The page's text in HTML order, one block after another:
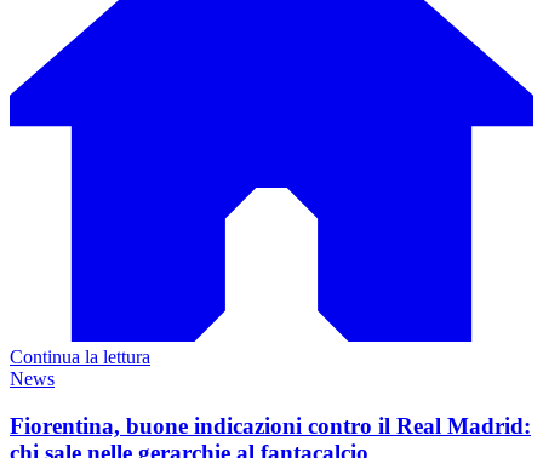
Continua la lettura
News
Fiorentina, buone indicazioni contro il Real Madrid:
chi sale nelle gerarchie al fantacalcio